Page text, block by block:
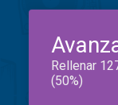
Rellenar
(50%)